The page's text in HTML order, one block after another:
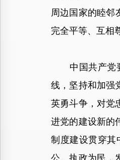
周边国家的睦邻
完全平等、互相
中国共产党要
线，坚持和加强
英勇斗争，对党
进党的建设新的
制度建设贯穿其
公、执政为民，